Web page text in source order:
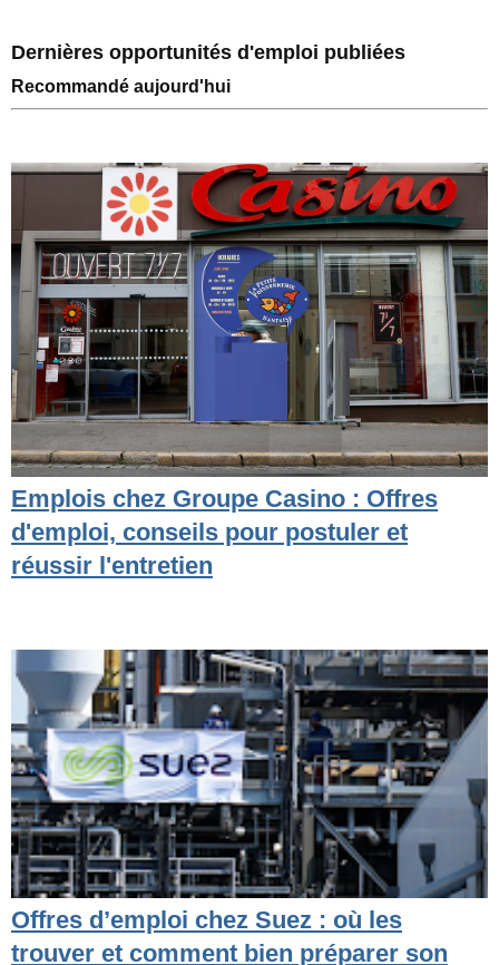
Dernières opportunités d'emploi publiées
Recommandé aujourd'hui
Emplois chez Groupe Casino : Offres
d'emploi, conseils pour postuler et
réussir l'entretien
Offres d’emploi chez Suez : où les
trouver et comment bien préparer son